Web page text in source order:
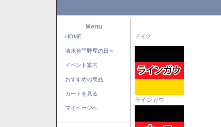
Menu
HOME
清水台平野屋の日々
イベント案内
おすすめの商品
カートを見る
マイページへ
ドイツ
ラインガウ